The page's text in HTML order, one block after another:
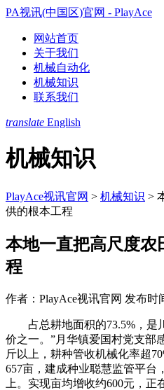
PA视讯(中国区)官网 - PlayAce
网站首页
关于我们
机械自动化
机械知识
联系我们
translate English
机械知识
PlayAce视讯官网 > 机械知识 >
供的根本工程
本地一直把高尺度农
程
作者：PlayAce视讯官网 发布时
占总耕地面积的73.5%，是
价之一。”月华镇爱国村党支部
斤以上，耕种管收机械化率超
657亩，建成种业聪慧监管平台
上。实现亩均增收约600元，